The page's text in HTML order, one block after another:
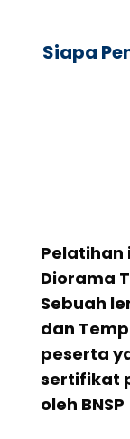
Siapa
Pelatihan
Diorama
Sebuah
dan
peserta
sertifikat
oleh BNSP